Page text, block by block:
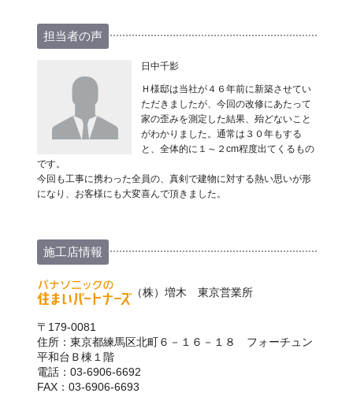
担当者の声
日中千影
Ｈ様邸は当社が４６年前に新築させてい
ただきましたが、今回の改修にあたって
家の歪みを測定した結果、殆どないこと
がわかりました。通常は３０年もする
と、全体的に１～２cm程度出てくるもの
です。
今回も工事に携わった全員の、真剣で建物に対する熱い思いが形
になり、お客様にも大変喜んで頂きました。
施工店情報
（株）増木 東京営業所
〒179-0081
住所：東京都練馬区北町６－１６－１８ フォーチュン
平和台Ｂ棟１階
電話：03-6906-6692
FAX：03-6906-6693